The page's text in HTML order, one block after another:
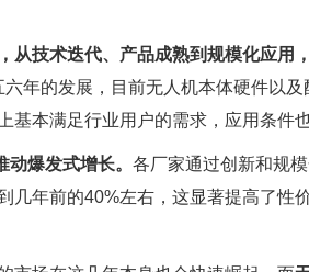
从技术迭代、产品成熟到规模化应用
年的发展，目前无人机本体硬件以
本满足行业用户的需求，应用条件也
爆发式增长。 各厂家通过创新和规
几年前的40%左右，这显著提高了性